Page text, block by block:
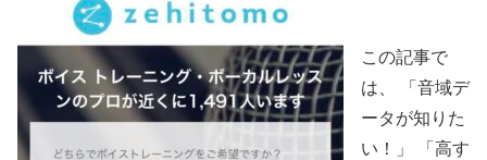
この記事で
は、 「音域デ
ータが知りた
い！」 「高す